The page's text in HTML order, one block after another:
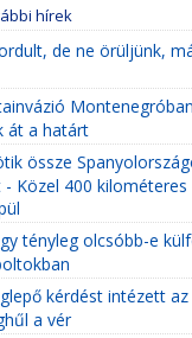
hírek
de ne örüljünk,
át a határt
össze
- Közel 400
tényleg olcsóbb-e
kérdést intézett
a vér